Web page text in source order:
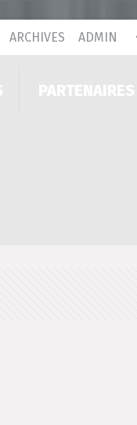
ARCHIVES ADMIN
PARTENAIRES